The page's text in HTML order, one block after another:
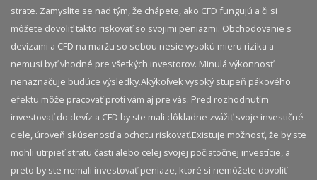
strate. Zamyslite se nad tým, že chápete, ako CFD fungujú a či si
môžete dovoliť takto riskovať so svojimi peniazmi. Obchodovanie s
devízami a CFD na maržu so sebou nesie vysokú mieru rizika a
nemusí byť vhodné pre všetkých investorov. Minulá výkonnosť
nenaznačuje budúce výsledky.​ Akýkoľvek vysoký stupeň pákového
efektu môže pracovať proti vám aj pre vás. Pred rozhodnutím
investovať do devíz a CFD by ste mali dôkladne zvážiť svoje investičné
ciele, úroveň skúseností a ochotu riskovať.​ Existuje možnosť, že by ste
mohli utrpieť stratu časti alebo celej svojej počiatočnej investície, a
preto by ste nemali investovať peniaze, ktoré si nemôžete dovoliť